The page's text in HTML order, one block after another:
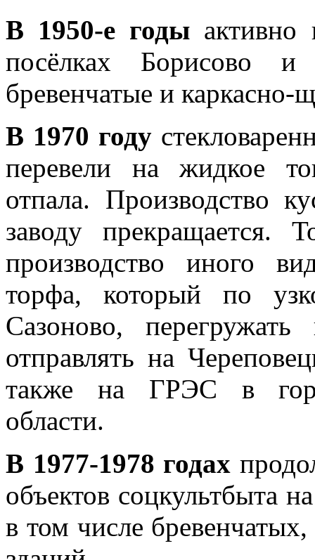
В 1950-е годы активно
посёлках Борисово
бревенчатые и каркасно-
В 1970 году
перевели на жидкое
отпала. Производство
заводу прекращается.
производство иного
торфа, который по
Сазоново,
отправлять на
также на ГРЭС в
области.
В 1977-1978 годах
объектов соцкультбыта
в том числе